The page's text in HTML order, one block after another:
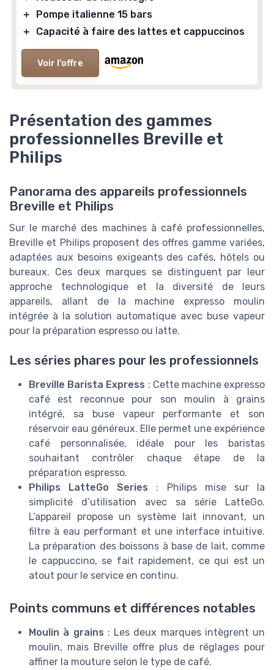
＋
Pompe italienne 15 bars
＋
Capacité à faire des lattes et cappuccinos
Voir l'offre
Présentation des gammes
professionnelles Breville et
Philips
Panorama des appareils professionnels
Breville et Philips
Sur le marché des machines à café professionnelles,
Breville et Philips proposent des offres gamme variées,
adaptées aux besoins exigeants des cafés, hôtels ou
bureaux. Ces deux marques se distinguent par leur
approche technologique et la diversité de leurs
appareils, allant de la machine expresso moulin
intégrée à la solution automatique avec buse vapeur
pour la préparation espresso ou latte.
Les séries phares pour les professionnels
Breville Barista Express : Cette machine expresso
café est reconnue pour son moulin à grains
intégré, sa buse vapeur performante et son
réservoir eau généreux. Elle permet une expérience
café personnalisée, idéale pour les baristas
souhaitant contrôler chaque étape de la
préparation espresso.
Philips LatteGo Series : Philips mise sur la
simplicité d’utilisation avec sa série LatteGo.
L’appareil propose un système lait innovant, un
filtre à eau performant et une interface intuitive.
La préparation des boissons à base de lait, comme
le cappuccino, se fait rapidement, ce qui est un
atout pour le service en continu.
Points communs et différences notables
Moulin à grains : Les deux marques intègrent un
moulin, mais Breville offre plus de réglages pour
affiner la mouture selon le type de café.